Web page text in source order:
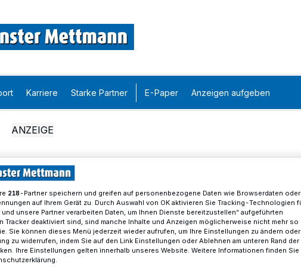
Karriere Starke Partner E-Paper Anzeigen aufgeben
218-Partner speichern und greifen auf personenbezogene Daten wie Browserdaten oder
auf Ihrem Gerät zu. Durch Auswahl von OK aktivieren Sie Tracking-Technologien
und unsere Partner verarbeiten Daten, um Ihnen Dienste bereitzustellen“ aufgeführten
Tracker deaktiviert sind, sind manche Inhalte und Anzeigen möglicherweise nicht mehr so
Sie können dieses Menü jederzeit wieder aufrufen, um Ihre Einstellungen zu ändern oder
zu widerrufen, indem Sie auf den Link Einstellungen oder Ablehnen am unteren Rand der
Ihre Einstellungen gelten innerhalb unseres Website. Weitere Informationen finden Sie